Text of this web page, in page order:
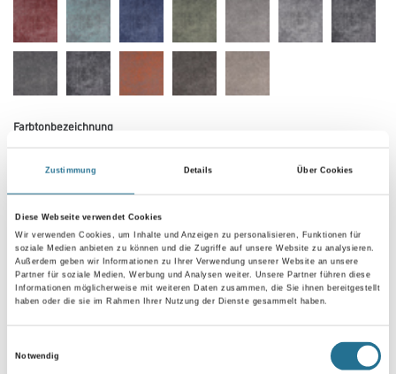
Zustimmung Details Über Cookies
Diese Webseite verwendet Cookies
Wir verwenden Cookies, um Inhalte und Anzeigen zu personalisieren, Funktionen für
soziale Medien anbieten zu können und die Zugriffe auf unsere Website zu analysieren.
Außerdem geben wir Informationen zu Ihrer Verwendung unserer Website an unsere
Partner für soziale Medien, Werbung und Analysen weiter. Unsere Partner führen diese
Informationen möglicherweise mit weiteren Daten zusammen, die Sie ihnen bereitgestellt
haben oder die sie im Rahmen Ihrer Nutzung der Dienste gesammelt haben.
Notwendig
Farbtonbezeichnung
Verarbeitung Bodenbelag
Länge in centimeter